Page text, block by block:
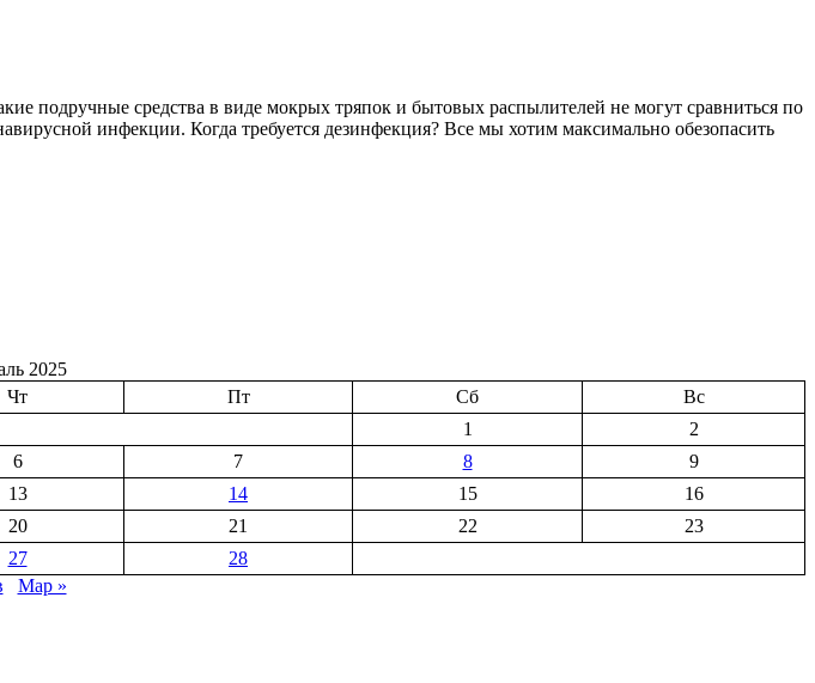
подручные средства в виде мокрых тряпок и бытовых распылителей не могут сравниться по
инфекции. Когда требуется дезинфекция? Все мы хотим максимально обезопасить
2025
Чт Пт Сб
Вс
1
2
6 7 8
9
13 14 15
16
20 21 22
23
27
28
Мар »